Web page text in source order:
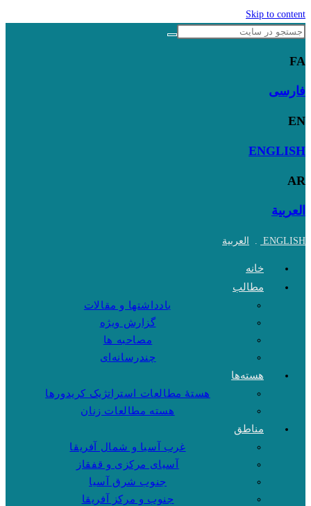
Skip to content
FA
فارسی
EN
ENGLISH
AR
العربية
ENGLISH
. العربية
خانه
مطالب
یادداشتها و مقالات
گزارش ویژه
مصاحبه ها
چندرسانه‌ای
هسته‌ها
هستهٔ مطالعات استراتژیک کریدورها
هسته مطالعات زنان
مناطق
غرب آسیا و شمال آفریقا
آسیای مرکزی و قفقاز
جنوب شرق آسیا
جنوب و مرکز آفریقا